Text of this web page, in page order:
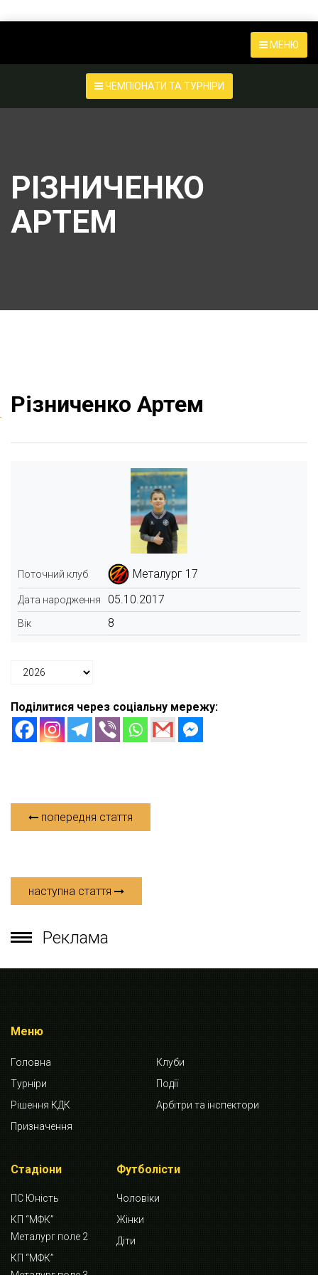
МЕНЮ
ЧЕМПІОНАТИ ТА ТУРНІРИ
РІЗНИЧЕНКО
АРТЕМ
Різниченко Артем
Поточний клуб Металург 17
Дата народження 05.10.2017
Вік 8
Поділитися через соціальну мережу:
попередня стаття
наступна стаття
Реклама
Меню
Головна
Клуби
Турніри
Події
Рішення КДК
Арбітри та інспектори
Призначення
Стадіони
ПС Юність
КП “МФК”
Металург поле 2
КП “МФК”
Футболісти
Чоловіки
Жінки
Діти